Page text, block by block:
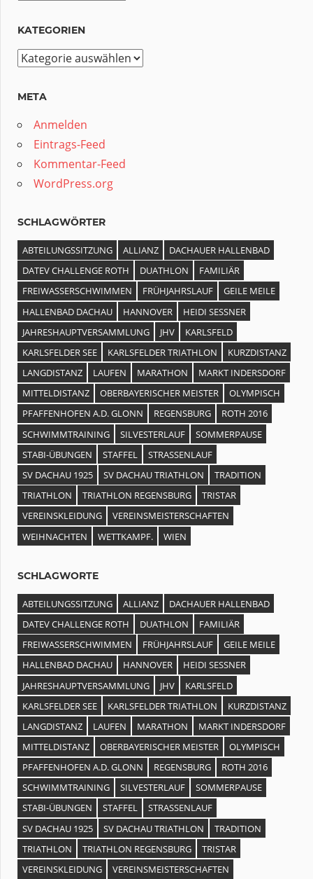
KATEGORIEN
Kategorien
META
Anmelden
Eintrags-Feed
Kommentar-Feed
WordPress.org
SCHLAGWÖRTER
ABTEILUNGSSITZUNG ALLIANZ
DACHAUER HALLENBAD
DATEV CHALLENGE ROTH
DUATHLON
FAMILIÄR
FREIWASSERSCHWIMMEN
FRÜHJAHRSLAUF
GEILE MEILE
HALLENBAD DACHAU
HANNOVER
HEIDI SESSNER
JAHRESHAUPTVERSAMMLUNG
JHV
KARLSFELD
KARLSFELDER SEE
KARLSFELDER TRIATHLON
KURZDISTANZ
LANGDISTANZ
LAUFEN MARATHON
MARKT INDERSDORF
MITTELDISTANZ
OBERBAYERISCHER MEISTER
OLYMPISCH
PFAFFENHOFEN A.D. GLONN
REGENSBURG
ROTH 2016
SCHWIMMTRAINING
SILVESTERLAUF
SOMMERPAUSE
STABI-ÜBUNGEN
STAFFEL
STRASSENLAUF
SV DACHAU 1925
SV DACHAU TRIATHLON
TRADITION
TRIATHLON
TRIATHLON REGENSBURG
TRISTAR
VEREINSKLEIDUNG
VEREINSMEISTERSCHAFTEN
WEIHNACHTEN
WETTKAMPF. WIEN
SCHLAGWORTE
ABTEILUNGSSITZUNG ALLIANZ
DACHAUER HALLENBAD
DATEV CHALLENGE ROTH
DUATHLON
FAMILIÄR
FREIWASSERSCHWIMMEN
FRÜHJAHRSLAUF
GEILE MEILE
HALLENBAD DACHAU
HANNOVER
HEIDI SESSNER
JAHRESHAUPTVERSAMMLUNG
JHV
KARLSFELD
KARLSFELDER SEE
KARLSFELDER TRIATHLON
KURZDISTANZ
LANGDISTANZ
LAUFEN MARATHON
MARKT INDERSDORF
MITTELDISTANZ
OBERBAYERISCHER MEISTER
OLYMPISCH
PFAFFENHOFEN A.D. GLONN
REGENSBURG
ROTH 2016
SCHWIMMTRAINING
SILVESTERLAUF
SOMMERPAUSE
STABI-ÜBUNGEN
STAFFEL
STRASSENLAUF
SV DACHAU 1925
SV DACHAU TRIATHLON
TRADITION
TRIATHLON
TRIATHLON REGENSBURG
TRISTAR
VEREINSKLEIDUNG
VEREINSMEISTERSCHAFTEN